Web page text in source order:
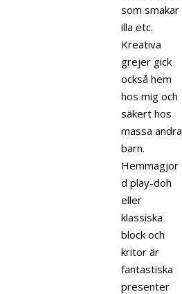
som smakar
illa etc.
Kreativa
grejer gick
också hem
hos mig och
säkert hos
massa andra
barn.
Hemmagjor
d play-doh
eller
klassiska
block och
kritor är
fantastiska
presenter